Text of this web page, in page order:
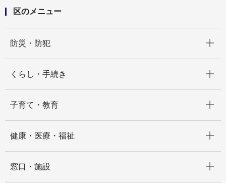
区のメニュー
防災・防犯
くらし・手続き
子育て・教育
健康・医療・福祉
窓口・施設